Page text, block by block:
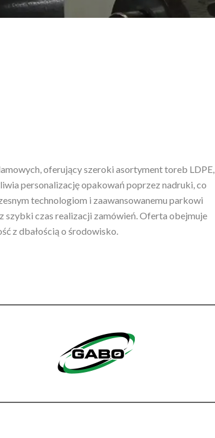
oferujący szeroki asortyment toreb LDPE,
personalizację opakowań poprzez nadruki, co
technologiom i zaawansowanemu parkowi
szybki czas realizacji zamówień. Oferta obejmuje
z dbałością o środowisko.